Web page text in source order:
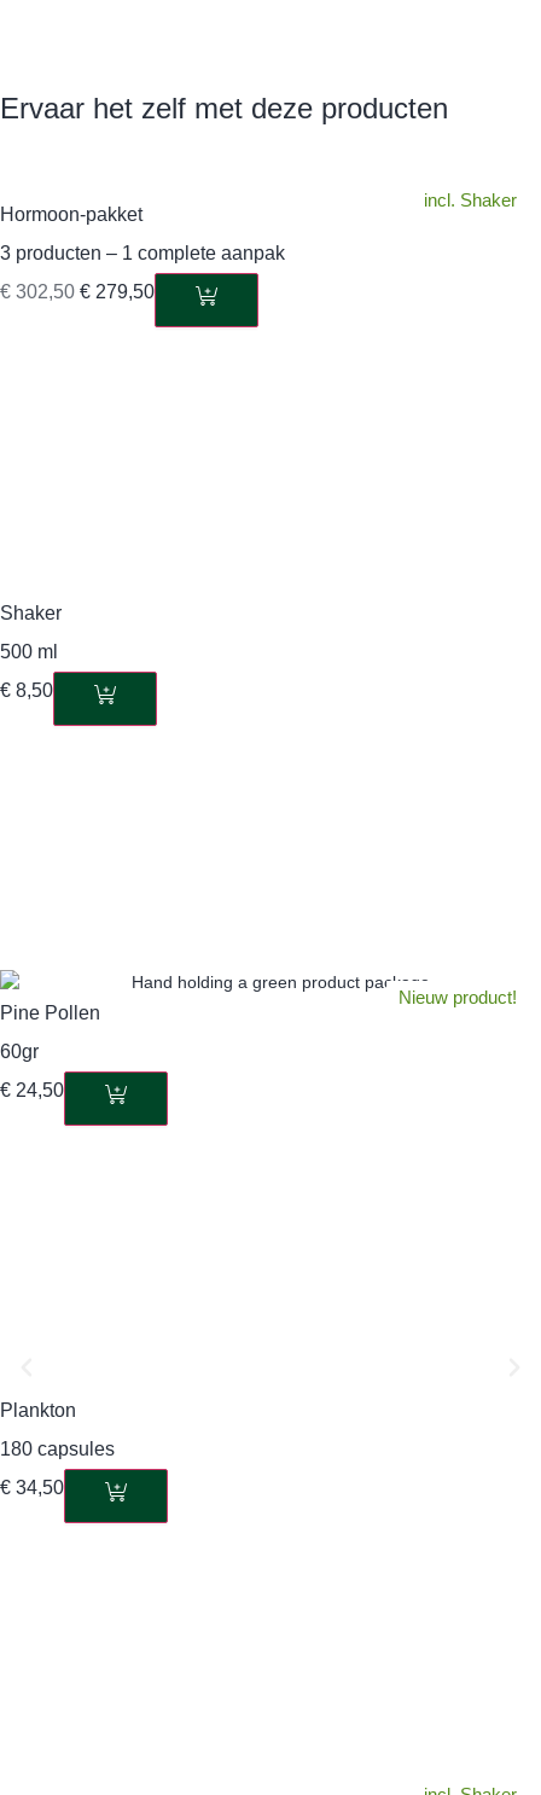
Ervaar het zelf met deze producten
incl. Shaker
Hormoon-pakket
3 producten – 1 complete aanpak
€ 302,50 € 279,50
Shaker
500 ml
€ 8,50
Nieuw product!
Pine Pollen
60gr
€ 24,50
Plankton
180 capsules
€ 34,50